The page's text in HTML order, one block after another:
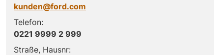
kunden@ford.com
Telefon:
0221 9999 2 999
Straße, Hausnr: